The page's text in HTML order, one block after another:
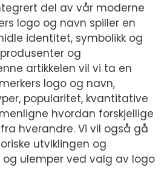
del av vår moderne
logo og navn spiller en
identitet, symbolikk og
og
artikkelen vil vi ta en
logo og navn,
popularitet, kvantitative
hvordan forskjellige
hverandre. Vi vil også gå
utviklingen og
og ulemper ved valg av logo